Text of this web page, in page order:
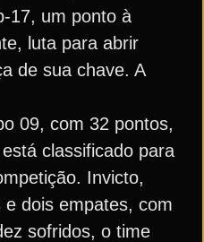
17, um ponto à
luta para abrir
de sua chave. A
09, com 32 pontos,
classificado para
Invicto,
dois empates, com
sofridos, o time